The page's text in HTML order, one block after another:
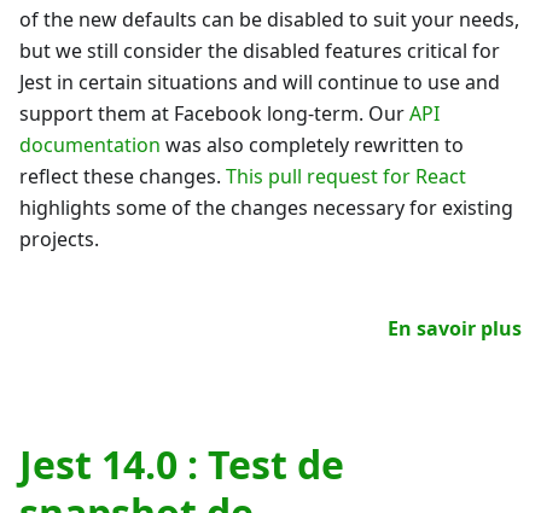
of the new defaults can be disabled to suit your needs,
but we still consider the disabled features critical for
Jest in certain situations and will continue to use and
support them at Facebook long-term. OurAPI
documentation was also completely rewritten to
reflect these changes. This pull request for React
highlights some of the changes necessary for existing
projects.
En savoir plus
Jest 14.0 : Test de